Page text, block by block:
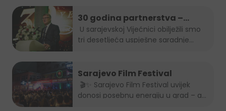
30 godina partnerstva –
Stanić Grupa & HEINEKEN u BiH
tri desetljeća uspješne saradnje...
Sarajevo Film Festival
donosi posebnu energiju u grad – a